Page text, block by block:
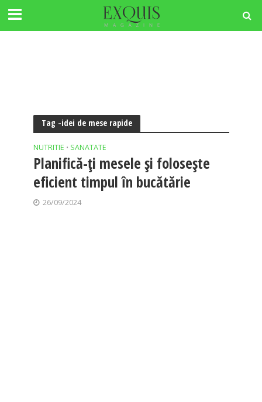
Tag -idei de mese rapide
NUTRITIE • SANATATE
Planifică-ți mesele și folosește
eficient timpul în bucătărie
26/09/2024